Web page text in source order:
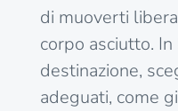
di muoverti
corpo asciutto.
destinazione,
adeguati, come